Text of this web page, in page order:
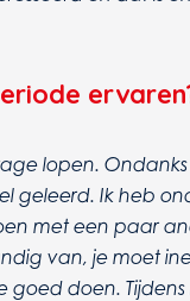
lopen.
geleerd. Ik heb
met een paar
van, je moet
goed doen.